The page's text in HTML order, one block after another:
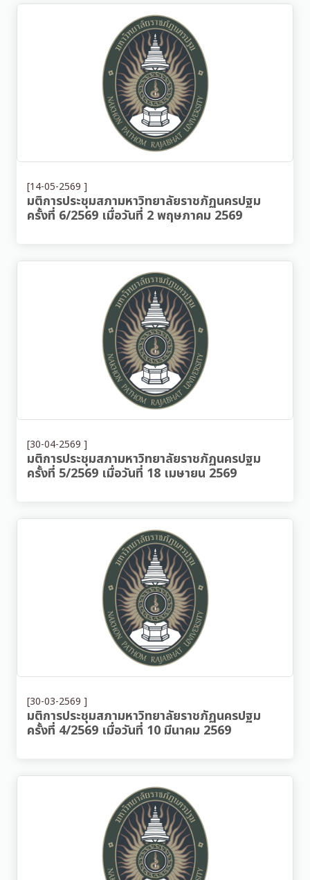
[14-05-2569 ]
มติการประชุมสภามหาวิทยาลัยราชภัฏนครปฐม
ครั้งที่ 6/2569 เมื่อวันที่ 2 พฤษภาคม 2569
[30-04-2569 ]
มติการประชุมสภามหาวิทยาลัยราชภัฏนครปฐม
ครั้งที่ 5/2569 เมื่อวันที่ 18 เมษายน 2569
[30-03-2569 ]
มติการประชุมสภามหาวิทยาลัยราชภัฏนครปฐม
ครั้งที่ 4/2569 เมื่อวันที่ 10 มีนาคม 2569